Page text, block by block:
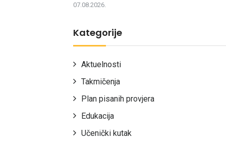
07.08.2026.
Kategorije
Aktuelnosti
Takmičenja
Plan pisanih provjera
Edukacija
Učenički kutak